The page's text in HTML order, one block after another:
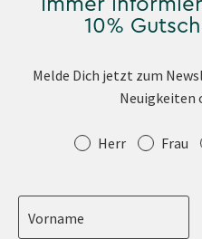
10%
Melde Dich jetzt zum
Neuigkeiten
Anrede Herr Frau
Vorname